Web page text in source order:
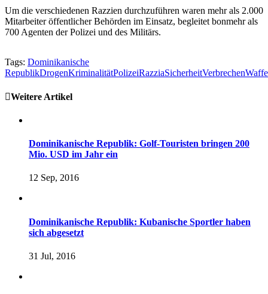
Um die verschiedenen Razzien durchzuführen waren mehr als 2.000
Mitarbeiter öffentlicher Behörden im Einsatz, begleitet bonmehr als
700 Agenten der Polizei und des Militärs.
Tags: Dominikanische
RepublikDrogenKriminalitätPolizeiRazziaSicherheitVerbrechen
Weitere Artikel
Dominikanische Republik: Golf-Touristen bringen 200
Mio. USD im Jahr ein
12 Sep, 2016
Dominikanische Republik: Kubanische Sportler haben
sich abgesetzt
31 Jul, 2016